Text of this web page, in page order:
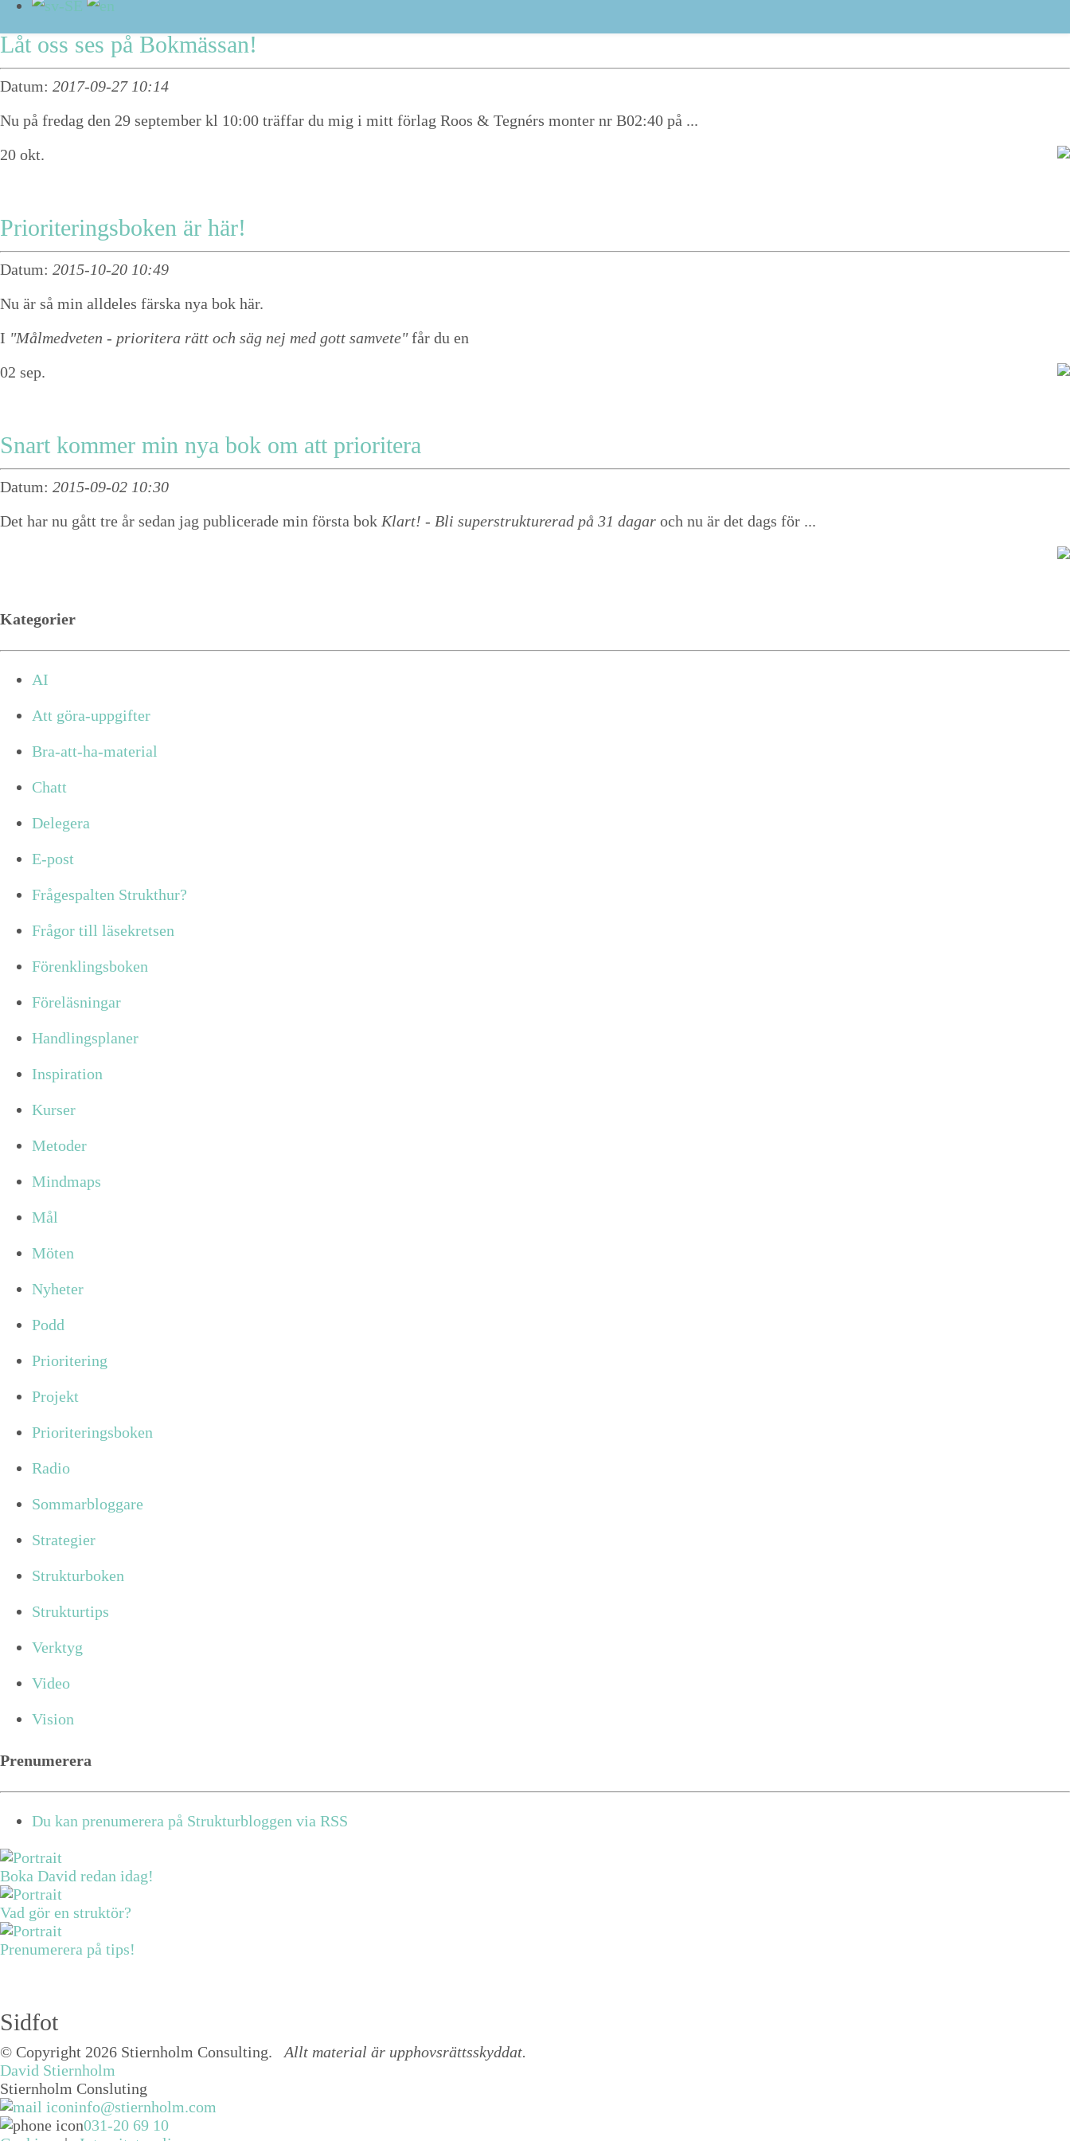
Låt oss ses på Bokmässan!
Datum: 2017-09-27 10:14
Nu på fredag den 29 september kl 10:00 träffar du mig i mitt förlag Roos & Tegnérs monter nr B02:40 på ...
20 okt.
Prioriteringsboken är här!
Datum: 2015-10-20 10:49
Nu är så min alldeles färska nya bok här.
I "Målmedveten - prioritera rätt och säg nej med gott samvete"får du en
02 sep.
Snart kommer min nya bok om att prioritera
Datum: 2015-09-02 10:30
Det har nu gått tre år sedan jag publicerade min första bok Klart! - Bli superstrukturerad på 31 dagar och nu är det dags för ...
Kategorier
AI
Att göra-uppgifter
Bra-att-ha-material
Chatt
Delegera
E-post
Frågespalten Strukthur?
Frågor till läsekretsen
Förenklingsboken
Föreläsningar
Handlingsplaner
Inspiration
Kurser
Metoder
Mindmaps
Mål
Möten
Nyheter
Podd
Prioritering
Projekt
Prioriteringsboken
Radio
Sommarbloggare
Strategier
Strukturboken
Strukturtips
Verktyg
Video
Vision
Prenumerera
Du kan prenumerera på Strukturbloggen via RSS
Boka David redan idag!
Vad gör en struktör?
Prenumerera på tips!
Sidfot
© Copyright 2026 Stiernholm Consulting. Allt material är upphovsrättsskyddat.
David Stiernholm
Stiernholm Consluting
info@stiernholm.com
031-20 69 10